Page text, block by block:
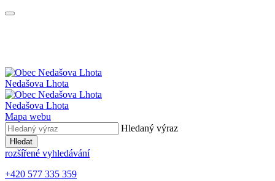
Nedašova Lhota
Nedašova Lhota
Mapa webu
Hledaný výraz
Hledat
rozšířené vyhledávání
+420 577 335 359